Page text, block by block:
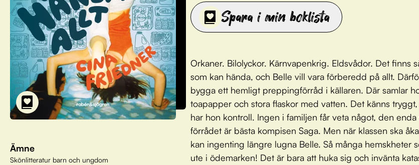
Ämne
Skönlitteratur barn och ungdom
Spara i min boklista
Orkaner. Bilolyckor. Kärnvapenkrig. Eldsvådor. Det finns
som kan hända, och Belle vill vara förberedd på allt.
bygga ett hemligt preppingförråd i källaren. Där samlar
toapapper och stora flaskor med vatten. Det känns
har hon kontroll. Ingen i familjen får veta något, den
förrådet är bästa kompisen Saga. Men när klassen ska
kan ingenting längre lugna Belle. Så många hemskheter
ute i ödemarken! Det är bara att huka sig och invänta